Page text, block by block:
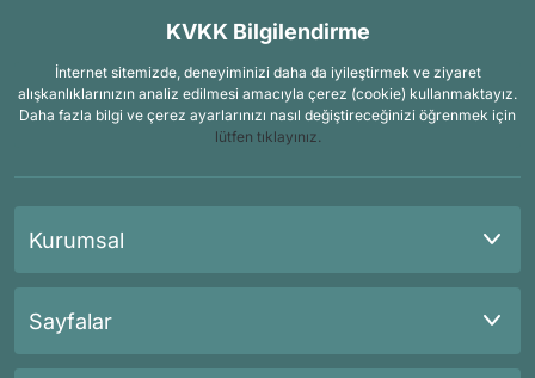
KVKK Bilgilendirme
İnternet sitemizde, deneyiminizi daha da iyileştirmek ve ziyaret
alışkanlıklarınızın analiz edilmesi amacıyla çerez (cookie) kullanmaktayız.
Daha fazla bilgi ve çerez ayarlarınızı nasıl değiştireceğinizi öğrenmek için
lütfen tıklayınız.
Kurumsal
Sayfalar